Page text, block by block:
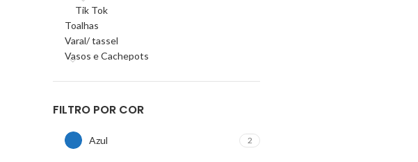
Tik Tok
Toalhas
Varal/ tassel
Vasos e Cachepots
FILTRO POR COR
Azul 2